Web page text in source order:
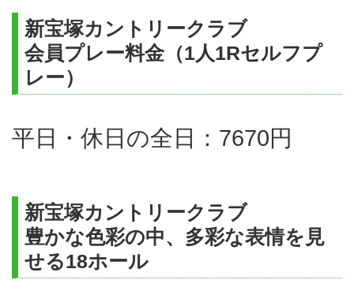
新宝塚カントリークラブ
会員プレー料金（1人1Rセルフプ
レー）
平日・休日の全日：7670円
新宝塚カントリークラブ
豊かな色彩の中、多彩な表情を見
せる18ホール